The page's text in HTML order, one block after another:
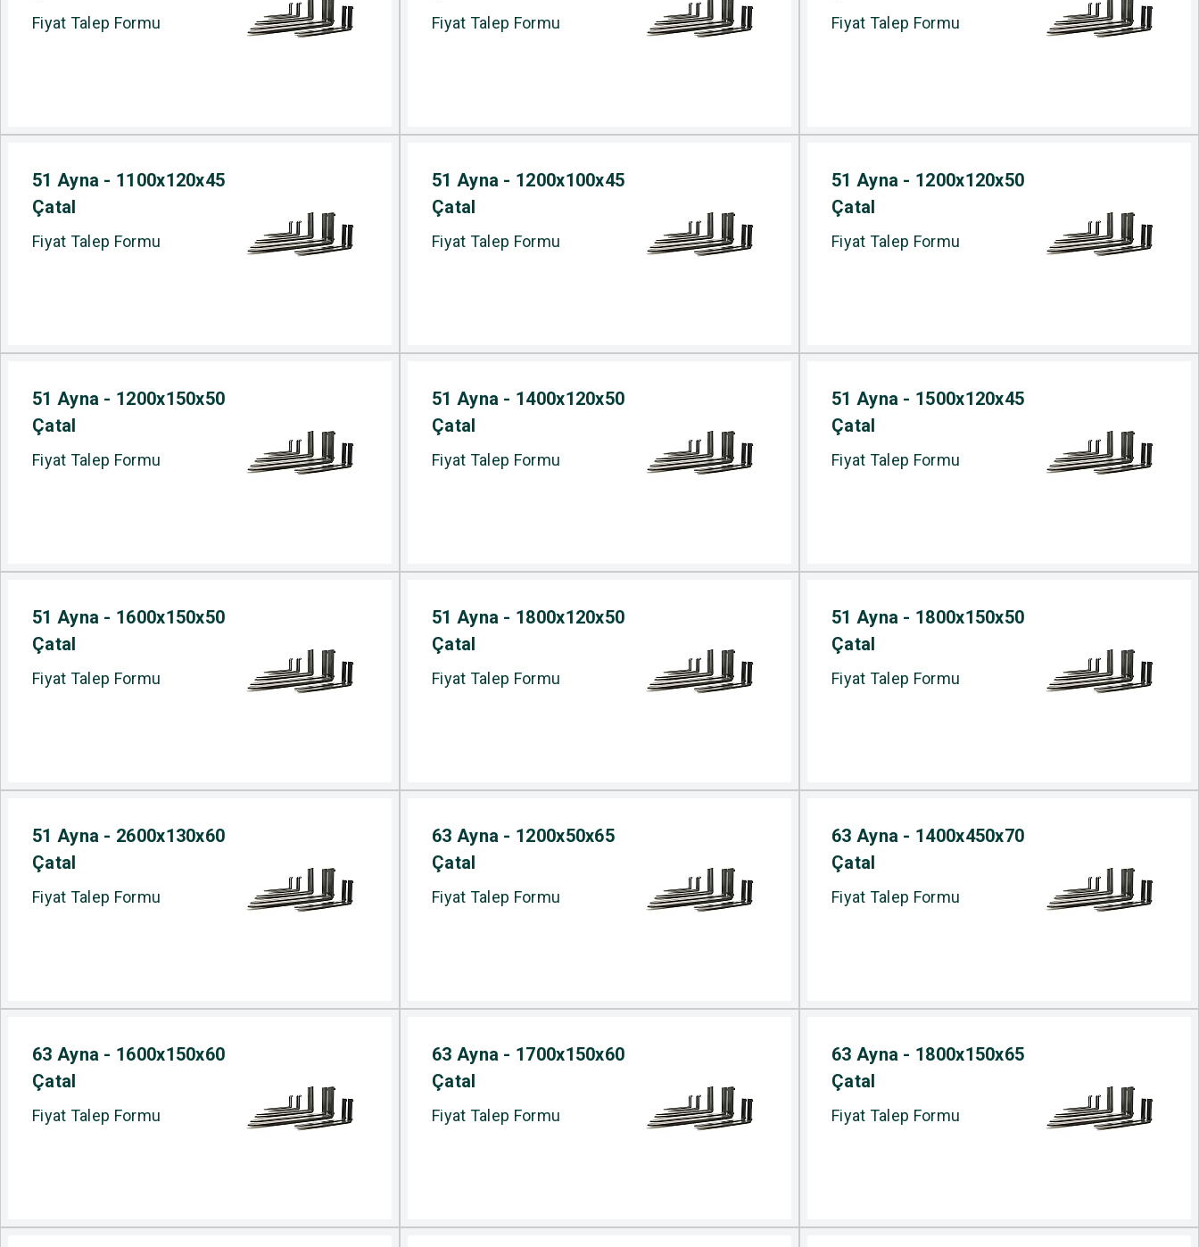
Fiyat Talep Formu Fiyat Talep Formu Fiyat Talep Formu
51 Ayna - 1100x120x45
Çatal
Fiyat Talep Formu
51 Ayna - 1200x100x45
Çatal
Fiyat Talep Formu
51 Ayna - 1200x120x50
Çatal
Fiyat Talep Formu
51 Ayna - 1200x150x50
Çatal
Fiyat Talep Formu
51 Ayna - 1400x120x50
Çatal
Fiyat Talep Formu
51 Ayna - 1500x120x45
Çatal
Fiyat Talep Formu
51 Ayna - 1600x150x50
Çatal
Fiyat Talep Formu
51 Ayna - 1800x120x50
Çatal
Fiyat Talep Formu
51 Ayna - 1800x150x50
Çatal
Fiyat Talep Formu
51 Ayna - 2600x130x60
Çatal
Fiyat Talep Formu
63 Ayna - 1200x50x65
Çatal
Fiyat Talep Formu
63 Ayna - 1400x450x70
Çatal
Fiyat Talep Formu
63 Ayna - 1600x150x60
Çatal
Fiyat Talep Formu
63 Ayna - 1700x150x60
Çatal
Fiyat Talep Formu
63 Ayna - 1800x150x65
Çatal
Fiyat Talep Formu